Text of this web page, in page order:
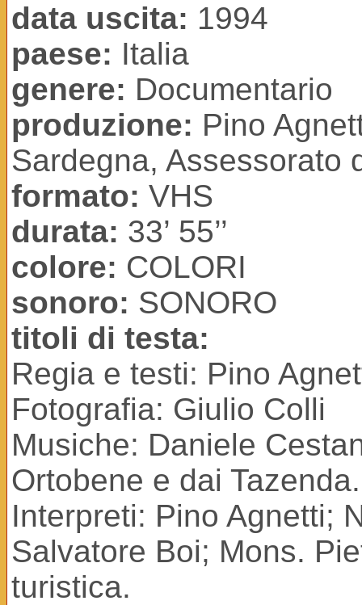
data uscita: 1994
paese: Italia
genere: Documentario
produzione: Pino
Sardegna, Assessorato
formato: VHS
durata: 33’ 55’’
colore: COLORI
sonoro: SONORO
titoli di testa:
Regia e testi: Pino
Fotografia: Giulio Colli
Musiche: Daniele
Ortobene e dai Tazenda.
Interpreti: Pino Agnetti;
Salvatore Boi; Mons.
turistica.